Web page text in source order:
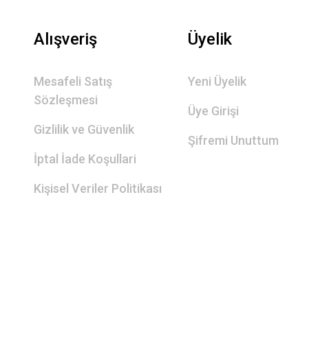
Alışveriş
Mesafeli Satış
Sözleşmesi
Gizlilik ve Güvenlik
İptal İade Koşullari
Kişisel Veriler Politikası
Üyelik
Yeni Üyelik
Üye Girişi
Şifremi Unuttum